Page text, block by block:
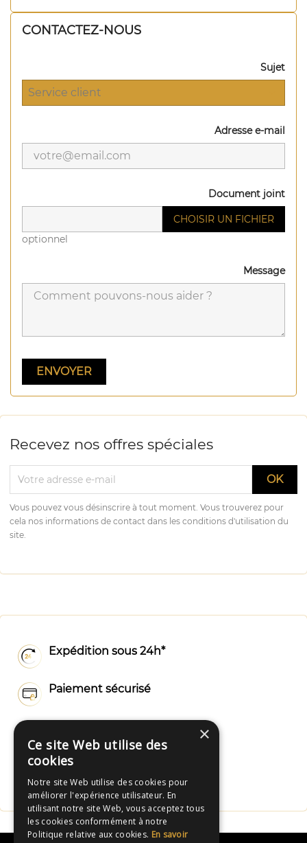
CONTACTEZ-NOUS
Sujet
Adresse e-mail
Document joint
CHOISIR UN FICHIER
optionnel
Message
Recevez nos offres spéciales
Vous pouvez vous désinscrire à tout moment. Vous trouverez pour
cela nos informations de contact dans les conditions d'utilisation du
site.
Expédition sous 24h*
Paiement sécurisé
Fabrication Française
×
Ce site Web utilise des
cookies
Notre site Web utilise des cookies pour
améliorer l'expérience utilisateur. En
utilisant notre site Web, vous acceptez tous
les cookies conformément à notre
Politique relative aux cookies. En savoir